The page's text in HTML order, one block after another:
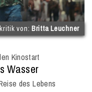
von:Britta Leuchner
Kinostart
Wasser
des Lebens